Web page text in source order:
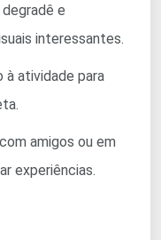
e
interessantes.
à atividade para
amigos ou em
experiências.